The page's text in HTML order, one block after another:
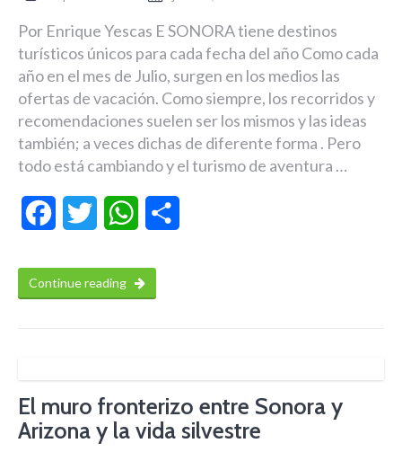
Por Enrique Yescas E SONORA tiene destinos
turísticos únicos para cada fecha del año Como cada
año en el mes de Julio, surgen en los medios las
ofertas de vacación. Como siempre, los recorridos y
recomendaciones suelen ser los mismos y las ideas
también; a veces dichas de diferente forma . Pero
todo está cambiando y el turismo de aventura …
FacebookTwitter WhatsApp
Continue reading
El muro fronterizo entre Sonora y
Arizona y la vida silvestre